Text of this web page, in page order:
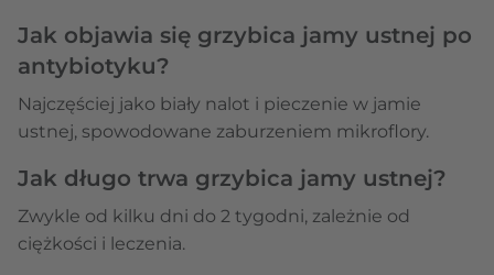
Jak objawia się grzybica jamy ustnej po
antybiotyku?
Najczęściej jako biały nalot i pieczenie w jamie
ustnej, spowodowane zaburzeniem mikroflory.
Jak długo trwa grzybica jamy ustnej?
Zwykle od kilku dni do 2 tygodni, zależnie od
ciężkości i leczenia.